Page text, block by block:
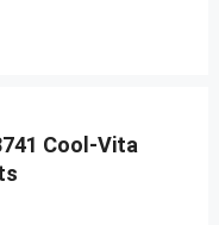
Cool-Vita